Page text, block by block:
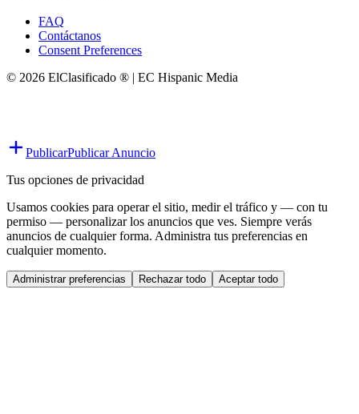
FAQ
Contáctanos
Consent Preferences
© 2026 ElClasificado ® | EC Hispanic Media
PublicarPublicar Anuncio
Tus opciones de privacidad
Usamos cookies para operar el sitio, medir el tráfico y — con tu
permiso — personalizar los anuncios que ves. Siempre verás
anuncios de cualquier forma. Administra tus preferencias en
cualquier momento.
Administrar preferencias Rechazar todo Aceptar todo